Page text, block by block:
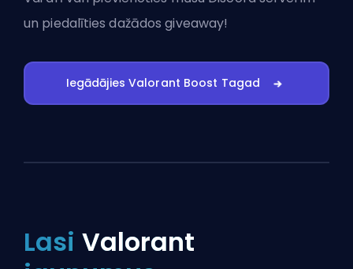
un piedalīties dažādos giveaway!
Iegādājies Valorant Boost Tagad
Lasi Valorant